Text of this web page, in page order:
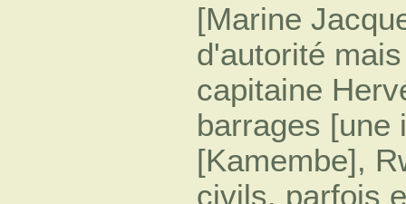
[Marine
d'autorité
capitaine
barrages [une
[Kamembe],
civils, parfois